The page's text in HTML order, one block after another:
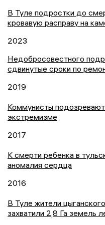
В Туле подростки до
кровавую расправу на
2023
Недобросовестного
сдвинутые сроки по
2019
Коммунисты
экстремизме
2017
К смерти ребенка в
аномалия сердца
2016
В Туле жители
захватили 2,8 Га земель